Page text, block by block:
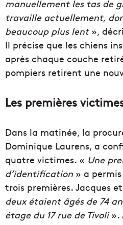
manuellement les tas de
travaille actuellement,
beaucoup plus lent »,
Il précise que les chiens
après chaque couche
pompiers retirent une
Les premières
Dans la matinée, la
Dominique Laurens, a
quatre victimes. « Une
d’identification » a
trois premières. Jacques
deux étaient âgés de 74
étage du 17 rue de Tivoli».